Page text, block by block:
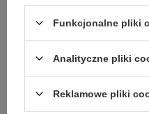
sterylizacji.
Rozmiar: 1,4 x 80 mm
Funkcjonalne pliki
Analityczne pliki
Reklamowe pliki